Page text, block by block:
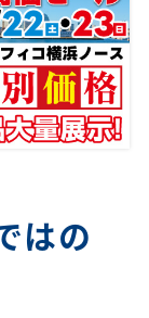
はの